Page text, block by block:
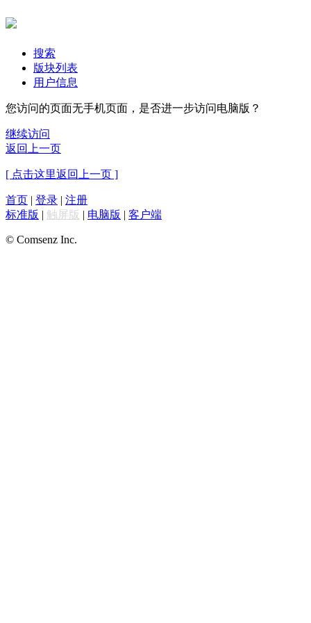
搜索
版块列表
用户信息
您访问的页面无手机页面，是否进一步访问电脑版？
继续访问
返回上一页
[ 点击这里返回上一页 ]
首页 | 登录 | 注册
标准版 | 触屏版 | 电脑版 | 客户端
© Comsenz Inc.